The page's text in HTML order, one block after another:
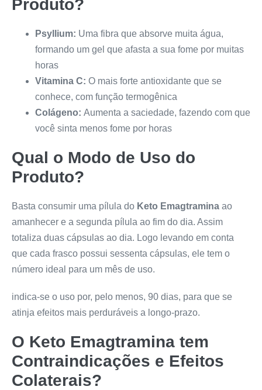
Produto?
Psyllium: Uma fibra que absorve muita água,
formando um gel que afasta a sua fome por muitas
horas
Vitamina C: O mais forte antioxidante que se
conhece, com função termogênica
Colágeno: Aumenta a saciedade, fazendo com que
você sinta menos fome por horas
Qual o Modo de Uso do
Produto?
Basta consumir uma pílula do Keto Emagtramina ao
amanhecer e a segunda pílula ao fim do dia. Assim
totaliza duas cápsulas ao dia. Logo levando em conta
que cada frasco possui sessenta cápsulas, ele tem o
número ideal para um mês de uso.
indica-se o uso por, pelo menos, 90 dias, para que se
atinja efeitos mais perduráveis a longo-prazo.
O Keto Emagtramina tem
Contraindicações e Efeitos
Colaterais?